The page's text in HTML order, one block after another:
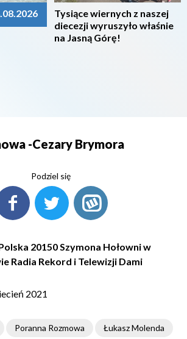
Tysiące wiernych z naszej
diecezji wyruszyło właśnie
na Jasną Górę!
-Cezary Brymora
Podziel się
20150 Szymona Hołowni w
Radia Rekord i Telewizji Dami
2021
Poranna Rozmowa Łukasz Molenda